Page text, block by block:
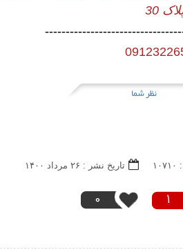
30
نظر شما
1
0
تاریخ نشر : ۲۶ مرداد ۱۴۰۰